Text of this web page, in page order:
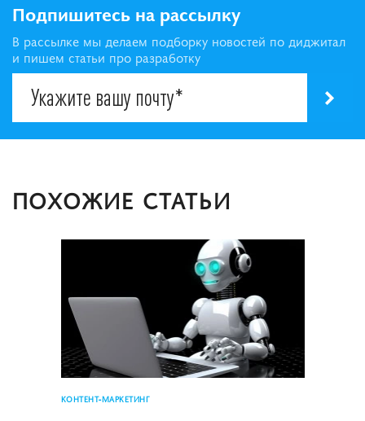
Подпишитесь на рассылку
В рассылке мы делаем подборку новостей по диджитал
и пишем статьи про разработку
ПОХОЖИЕ СТАТЬИ
КОНТЕНТ-МАРКЕТИНГ